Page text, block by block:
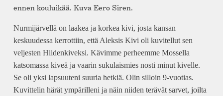
ennen kouluikää. Kuva Eero Siren.
Nurmijärvellä on laakea ja korkea kivi, josta kansan
keskuudessa kerrottiin, että Aleksis Kivi oli kuvitellut sen
veljesten Hiidenkiveksi. Kävimme perheemme Mossella
katsomassa kiveä ja vaarin sukulaismies nosti minut kivelle.
Se oli yksi lapsuuteni suuria hetkiä. Olin silloin 9-vuotias.
Kuvittelin härät ympärilleni ja näin niiden terävät sarvet, joilta